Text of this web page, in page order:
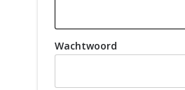
Wachtwoord